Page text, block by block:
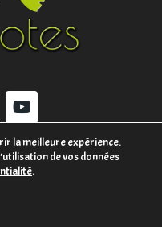
la meilleure expérience.
de vos données
.